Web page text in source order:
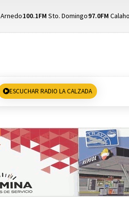
Arnedo100.1FM Sto. Domingo97.0FM
ESCUCHAR RADIO LA CALZADA